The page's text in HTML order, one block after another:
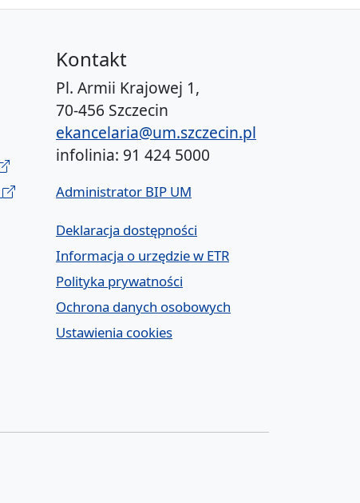
Kontakt
Pl. Armii Krajowej 1,
70-456 Szczecin
ekancelaria@um.szczecin.pl
infolinia: 91 424 5000
Administrator BIP UM
Deklaracja dostępności
Informacja o urzędzie w ETR
Polityka prywatności
Ochrona danych osobowych
Ustawienia cookies